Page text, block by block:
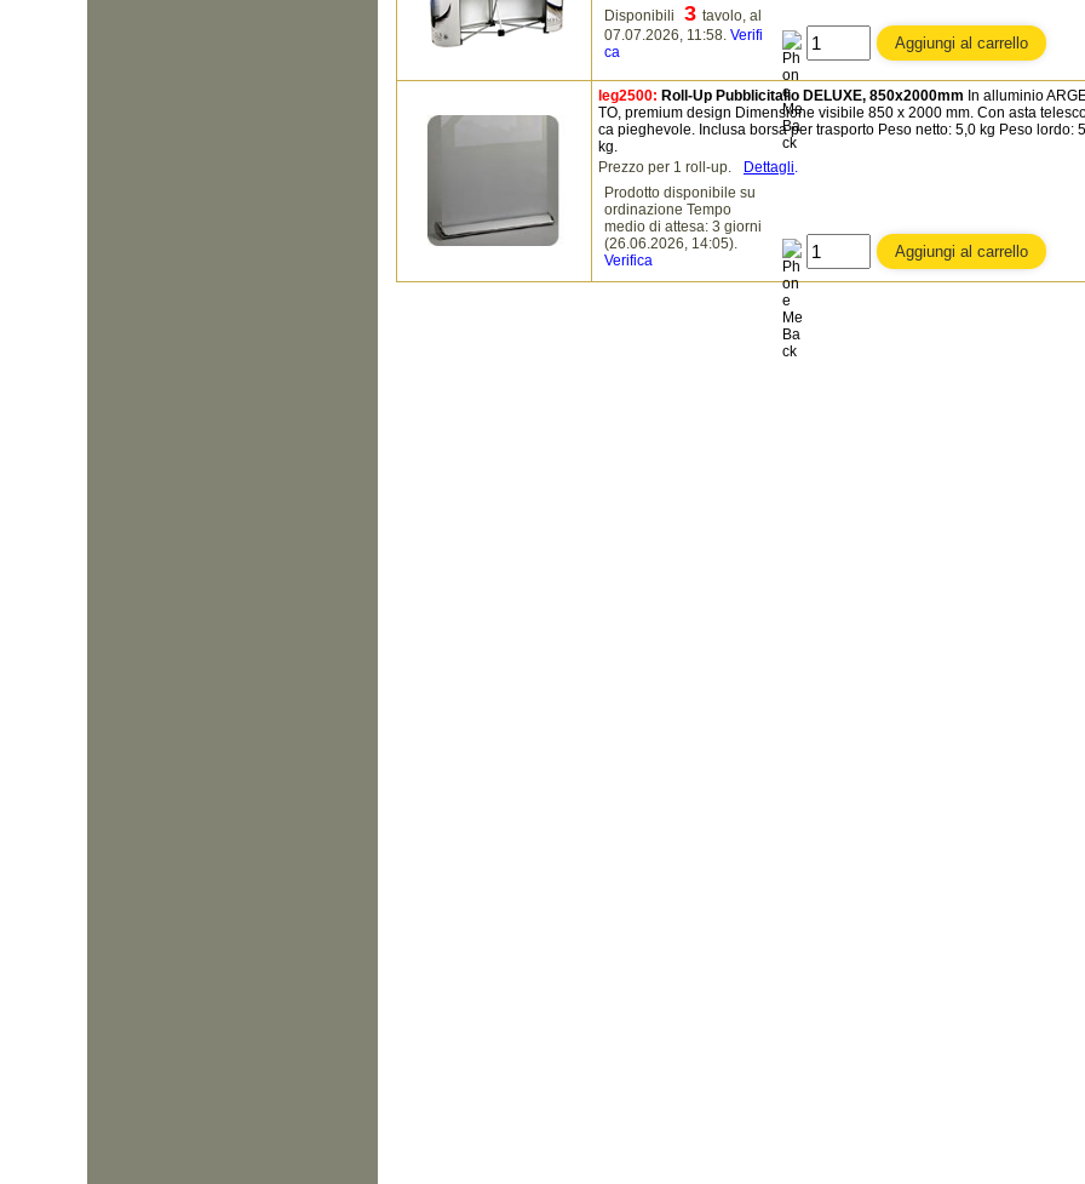
Disponibili 3 tavolo, al
07.07.2026, 11:58. Verifi
ca
leg2500: Roll-Up Pubblicitalio DELUXE, 850x2000mm In alluminio
TO, premium design Dimensione visibile 850 x 2000 mm. Con asta
ca pieghevole. Inclusa borsa per trasporto Peso netto: 5,0 kg Peso lordo:
kg.
Prezzo per 1 roll-up.
Dettagli.
Prodotto disponibile su
ordinazione Tempo
medio di attesa: 3 giorni
(26.06.2026, 14:05).
Verifica